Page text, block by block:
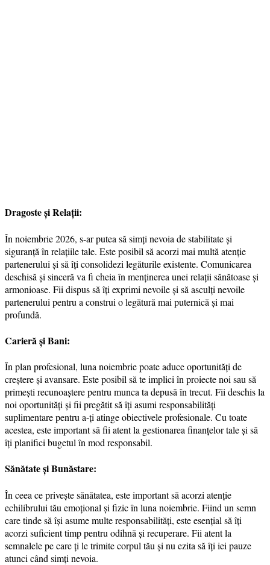
Dragoste și Relații:
În noiembrie 2026, s-ar putea să simți nevoia de stabilitate și
siguranță în relațiile tale. Este posibil să acorzi mai multă atenție
partenerului și să îți consolidezi legăturile existente. Comunicarea
deschisă și sinceră va fi cheia în menținerea unei relații sănătoase și
armonioase. Fii dispus să îți exprimi nevoile și să asculți nevoile
partenerului pentru a construi o legătură mai puternică și mai
profundă.
Carieră și Bani:
În plan profesional, luna noiembrie poate aduce oportunități de
creștere și avansare. Este posibil să te implici în proiecte noi sau să
primești recunoaștere pentru munca ta depusă în trecut. Fii deschis la
noi oportunități și fii pregătit să îți asumi responsabilități
suplimentare pentru a-ți atinge obiectivele profesionale. Cu toate
acestea, este important să fii atent la gestionarea finanțelor tale și să
îți planifici bugetul în mod responsabil.
Sănătate și Bunăstare:
În ceea ce privește sănătatea, este important să acorzi atenție
echilibrului tău emoțional și fizic în luna noiembrie. Fiind un semn
care tinde să își asume multe responsabilități, este esențial să îți
acorzi suficient timp pentru odihnă și recuperare. Fii atent la
semnalele pe care ți le trimite corpul tău și nu ezita să îți iei pauze
atunci când simți nevoia.